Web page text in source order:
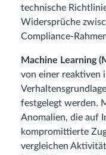
technische
Widersprüche
Machine Learning
von einer reaktiven
festgelegt werden.
Anomalien, die auf
kompromittierte
vergleichen